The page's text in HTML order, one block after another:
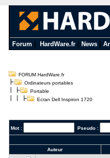
Forum HardWare.fr News
FORUM HardWare.fr
Ordinateurs portables
Portable
Ecran Dell Inspiron 1720
Mot : Pseudo :
Auteur